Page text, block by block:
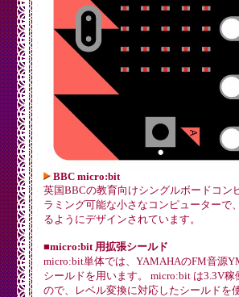
BBC micro:bit
英国BBCの教育向けシングルボードコン
ラミング可能な小さなコンピューターで
るようにデザインされています。
■micro:bit 用拡張シールド
micro:bit単体では、YAMAHAのFM音源
シールドを用います。 micro:bit は3.3V
ので、レベル変換に対応したシールドを